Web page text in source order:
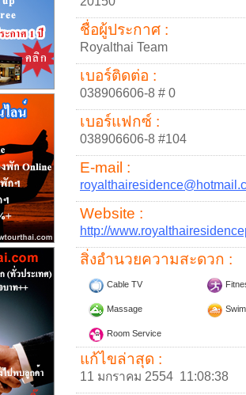
ชื่อผู้ประกาศ :
Royalthai Team
เบอร์ติดต่อ :
038906606-8 # 0
เบอร์แฟกซ์ :
038906606-8 #104
E-mail :
Website :
http://
สิ่งอำนวยความสะดวก :
Cable TV
Massage
Room Service
แก้ไขล่าสุด :
11 มกราคม 2554 11:08:38